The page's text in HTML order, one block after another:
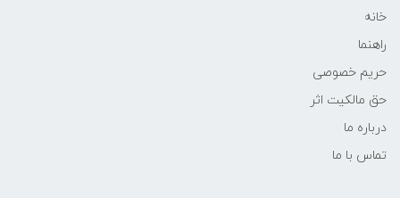
خانه
راهنما
حریم خصوصی
حق مالکیت اثر
درباره ما
تماس با ما